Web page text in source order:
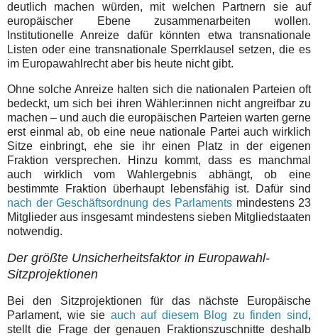
deutlich machen würden, mit welchen Partnern sie auf
europäischer Ebene zusammenarbeiten wollen.
Institutionelle Anreize dafür könnten etwa transnationale
Listen oder eine transnationale Sperrklausel setzen, die es
im Europawahlrecht aber bis heute nicht gibt.
Ohne solche Anreize halten sich die nationalen Parteien oft
bedeckt, um sich bei ihren Wähler:innen nicht angreifbar zu
machen – und auch die europäischen Parteien warten gerne
erst einmal ab, ob eine neue nationale Partei auch wirklich
Sitze einbringt, ehe sie ihr einen Platz in der eigenen
Fraktion versprechen. Hinzu kommt, dass es manchmal
auch wirklich vom Wahlergebnis abhängt, ob eine
bestimmte Fraktion überhaupt lebensfähig ist. Dafür sind
nach der Geschäftsordnung des Parlaments mindestens 23
Mitglieder aus insgesamt mindestens sieben Mitgliedstaaten
notwendig.
Der größte Unsicherheitsfaktor in Europawahl-
Sitzprojektionen
Bei den Sitzprojektionen für das nächste Europäische
Parlament, wie sie auch auf diesem Blog zu finden sind,
stellt die Frage der genauen Fraktionszuschnitte deshalb